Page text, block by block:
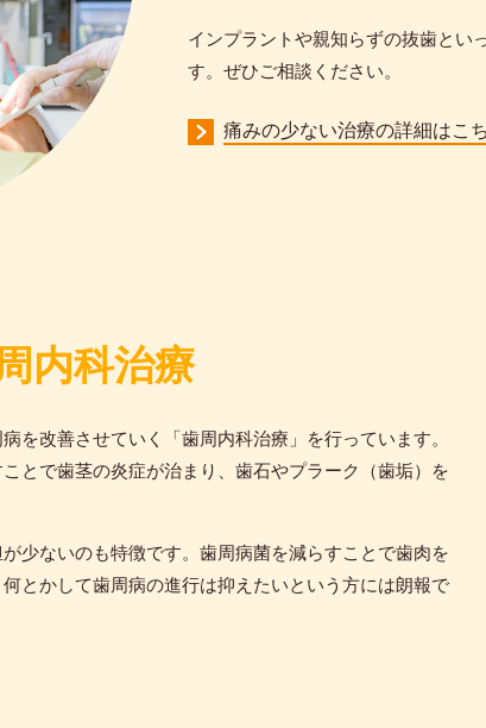
インプラントや親知らずの抜歯とい
す。ぜひご相談ください。
痛みの少ない治療の詳細はこ
内科治療
を改善させていく「歯周内科治療」を行っています。
とで歯茎の炎症が治まり、歯石やプラーク（歯垢）を
少ないのも特徴です。歯周病菌を減らすことで歯肉を
とかして歯周病の進行は抑えたいという方には朗報で